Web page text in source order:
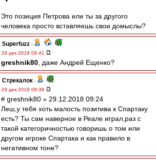
Это позиция Петрова или ты за другого
человека просто вставляешь свои домыслы?
Superfuzz -
29 дек 2018 09:41
greshnik80 , даже Андрей Ещенко?
Стрекалок -
29 дек 2018 09:38
# greshnik80 » 29.12.2018 09:24
Леш,у тебя хоть малость позитива к Спартаку
есть? Ты сам наверное в Реале играл,раз с
такой категоричностью говоришь о том или
другом игроке Спартака и как правило в
негативном тоне?